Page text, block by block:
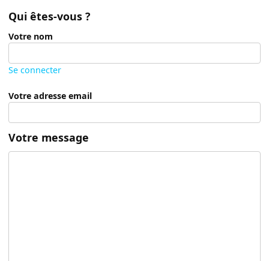
Qui êtes-vous ?
Votre nom
Se connecter
Votre adresse email
Votre message